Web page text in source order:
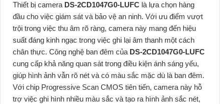
Thiết bị camera DS-2CD1047G0-LUFC là lựa chọn hàng
đầu cho việc giám sát và bảo vệ an ninh. Với ưu điểm vượt
trội trong việc thu âm rõ ràng, camera này mang đến hiệu
suất đáng kinh ngạc trong việc ghi lại âm thanh một cách
chân thực. Công nghệ ban đêm của DS-2CD1047G0-LUFC
cung cấp khả năng quan sát trong điều kiện ánh sáng yếu,
giúp hình ảnh vẫn rõ nét và có màu sắc mặc dù là ban đêm.
Với chip Progressive Scan CMOS tiên tiến, camera này hỗ
trợ việc ghi hình nhiều màu sắc và tạo ra hình ảnh sắc nét,